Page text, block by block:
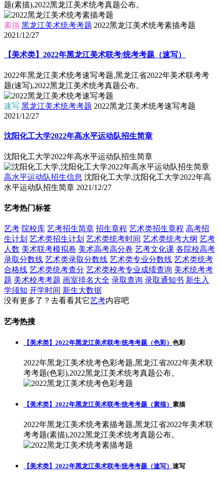
题(素描),2022黑龙江美术统考真题公布。
素描 黑龙江美术统考考题 2022黑龙江美术统考素描考题
2021/12/27
【美术类】2022年黑龙江美术联考/统考考题（速写）
2022年黑龙江美术统考速写考题,黑龙江省2022年美术联考考
题(速写),2022黑龙江美术统考真题公布。
速写 黑龙江美术统考考题 2022黑龙江美术统考速写考题
2021/12/27
沈阳化工大学2022年高水平运动队招生简章
沈阳化工大学2022年高水平运动队招生简章
高水平运动队招生信息 沈阳化工大学,沈阳化工大学2022年高
水平运动队招生简章 2021/12/27
艺考热门标签
艺考 院校库 艺考招生简章 招生章程 艺术类招生章程 高考招
生计划 艺术类招生计划 艺术类统考时间 艺术类统考大纲 艺考
人数 美术联考模拟卷 美术高考高分卷 艺考文化课 各院校高考
录取分数线 艺术类录取分数线 艺术类专业分数线 艺术类统考
合格线 艺术类统考查分 艺术类校考专业成绩查询 美术统考考
题 美术校考考题 画室排名大全 录取查询 录取通知书 新生入
学须知 开学时间 新生大数据
没有更多了？去看看其它艺考内容吧
艺考热搜
【美术类】2022年黑龙江美术联考/统考考题（色彩） 色彩
2022年黑龙江美术统考色彩考题,黑龙江省2022年美术联
考考题(色彩),2022黑龙江美术统考真题公布。
【美术类】2022年黑龙江美术联考/统考考题（素描） 素描
2022年黑龙江美术统考素描考题,黑龙江省2022年美术联
考考题(素描),2022黑龙江美术统考真题公布。
【美术类】2022年黑龙江美术联考/统考考题（速写） 速写